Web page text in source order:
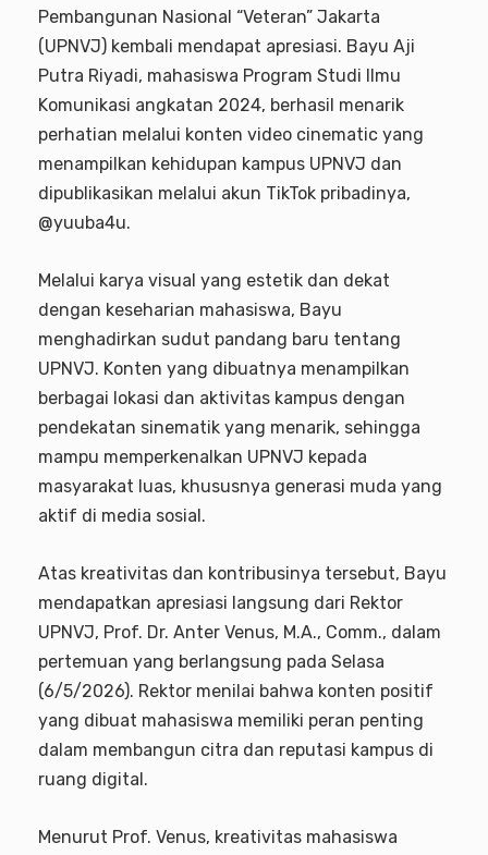
Pembangunan Nasional “Veteran” Jakarta
(UPNVJ) kembali mendapat apresiasi. Bayu Aji
Putra Riyadi, mahasiswa Program Studi Ilmu
Komunikasi angkatan 2024, berhasil menarik
perhatian melalui konten video cinematic yang
menampilkan kehidupan kampus UPNVJ dan
dipublikasikan melalui akun TikTok pribadinya,
@yuuba4u.
Melalui karya visual yang estetik dan dekat
dengan keseharian mahasiswa, Bayu
menghadirkan sudut pandang baru tentang
UPNVJ. Konten yang dibuatnya menampilkan
berbagai lokasi dan aktivitas kampus dengan
pendekatan sinematik yang menarik, sehingga
mampu memperkenalkan UPNVJ kepada
masyarakat luas, khususnya generasi muda yang
aktif di media sosial.
Atas kreativitas dan kontribusinya tersebut, Bayu
mendapatkan apresiasi langsung dari Rektor
UPNVJ, Prof. Dr. Anter Venus, M.A., Comm., dalam
pertemuan yang berlangsung pada Selasa
(6/5/2026). Rektor menilai bahwa konten positif
yang dibuat mahasiswa memiliki peran penting
dalam membangun citra dan reputasi kampus di
ruang digital.
Menurut Prof. Venus, kreativitas mahasiswa